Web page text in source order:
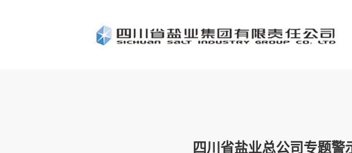
四川省盐业总公司专题